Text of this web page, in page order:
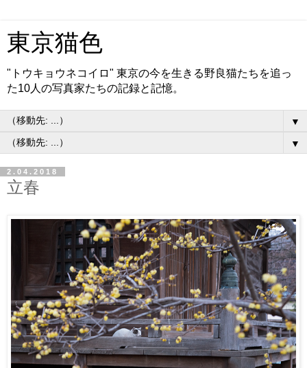
東京猫色
"トウキョウネコイロ" 東京の今を生きる野良猫たちを追っ
た10人の写真家たちの記録と記憶。
▼
▼
2.04.2018
立春